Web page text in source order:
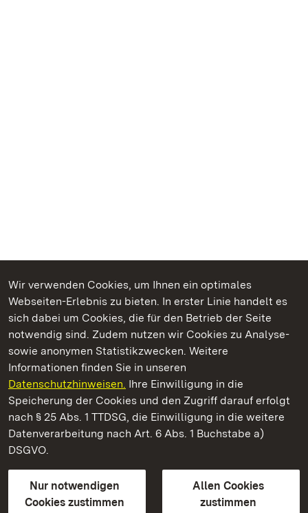
Wir verwenden Cookies, um Ihnen ein optimales
Webseiten-Erlebnis zu bieten. In erster Linie handelt es
sich dabei um Cookies, die für den Betrieb der Seite
notwendig sind. Zudem nutzen wir Cookies zu Analyse-
sowie anonymen Statistikzwecken. Weitere
Informationen finden Sie in unseren
Datenschutzhinweisen. Ihre Einwilligung in die
Speicherung der Cookies und den Zugriff darauf erfolgt
nach § 25 Abs. 1 TTDSG, die Einwilligung in die weitere
Datenverarbeitung nach Art. 6 Abs. 1 Buchstabe a)
DSGVO.
Nur notwendigen
Cookies zustimmen
Allen Cookies
zustimmen
Kommen. Staunen. Genießen.
Staatliche Schlösser und Gärten Baden‑Württemberg
Staatliche Schlösser und Gärten Baden-Württemberg
Kontakt
GebärdenspracheLeichte Sprache
Erklärung zur Barrierefreiheit
BITV-konform (geprüfte Seiten)